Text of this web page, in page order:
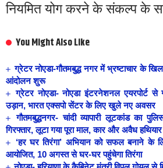
नियमित योग करने के संकल्प के
You Might Also Like
ग्रेटर नोएडा-गौतमबुद्ध नगर में भ्रष्टाचार के
आंदोलन शुरू
ग्रेटर नोएडा- नोएडा इंटरनेशनल एयरपोर्ट से
उड़ान, भारत एक्सपो सेंटर के लिए खुले नए अवसर
गौतमबुद्धनगर- चांदी व्यापारी लूटकांड का
गिरफ्तार, लूटा गया पूरा माल, कार और अवैध हथियार
‘हर घर तिरंगा’ अभियान को सफल बनाने के
आयोजित, 10 अगस्त से घर-घर पहुंचेगा तिरंगा